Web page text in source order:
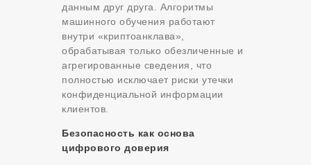
данным друг друга. Алгоритмы
машинного обучения работают
внутри «криптоанклава»,
обрабатывая только обезличенные и
агрегированные сведения, что
полностью исключает риски утечки
конфиденциальной информации
клиентов.
Безопасность как основа
цифрового доверия